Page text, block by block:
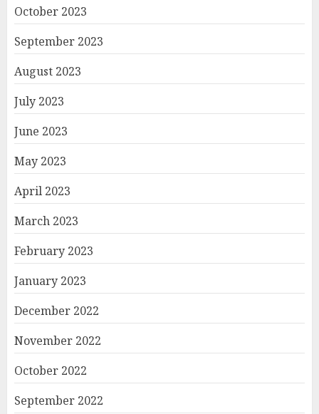
October 2023
September 2023
August 2023
July 2023
June 2023
May 2023
April 2023
March 2023
February 2023
January 2023
December 2022
November 2022
October 2022
September 2022